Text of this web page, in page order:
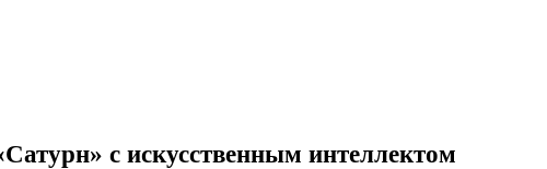
с искусственным интеллектом